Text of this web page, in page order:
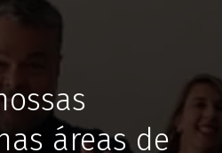
áreas de